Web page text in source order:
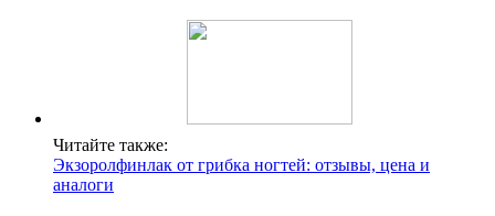
Читайте также:
Экзоролфинлак от грибка ногтей: отзывы, цена и
аналоги